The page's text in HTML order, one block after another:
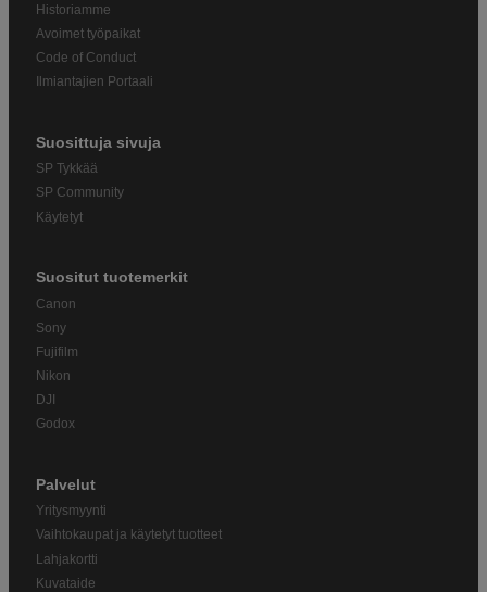
Historiamme
Avoimet työpaikat
Code of Conduct
Ilmiantajien Portaali
Suosittuja sivuja
SP Tykkää
SP Community
Käytetyt
Suositut tuotemerkit
Canon
Sony
Fujifilm
Nikon
DJI
Godox
Palvelut
Yritysmyynti
Vaihtokaupat ja käytetyt tuotteet
Lahjakortti
Kuvataide